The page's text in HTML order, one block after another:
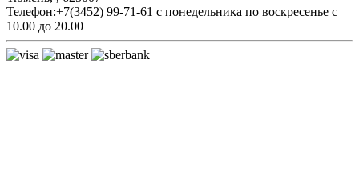
Телефон:+7(3452) 99-71-61 с понедельника по воскресенье с
10.00 до 20.00